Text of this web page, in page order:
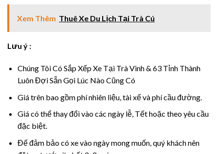
Panel
Panel
Xem Thêm Thuê Xe Du Lịch Tại Trà Cú
Lưu ý :
Chúng Tôi Có Sắp Xếp Xe Tại Trà Vinh & 63 Tỉnh Thành
Luôn Đợi Sẵn Gọi Lúc Nào Cũng Có
Giá trên bao gồm phí nhiên liệu, tài xế và phí cầu đường.
Giá có thể thay đổi vào các ngày lễ, Tết hoặc theo yêu cầu
đặc biệt.
Để đảm bảo có xe vào ngày mong muốn, quý khách nên